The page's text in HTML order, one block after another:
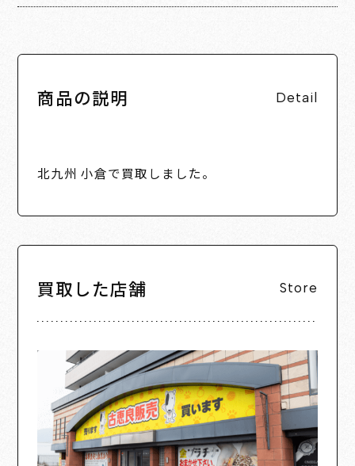
商品の説明 Detail
北九州 小倉で買取しました。
買取した店舗 Store